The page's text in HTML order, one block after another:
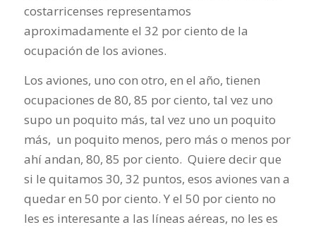
costarricenses representamos
aproximadamente el 32 por ciento de la
ocupación de los aviones.
Los aviones, uno con otro, en el año, tienen
ocupaciones de 80, 85 por ciento, tal vez uno
supo un poquito más, tal vez uno un poquito
más, un poquito menos, pero más o menos por
ahí andan, 80, 85 por ciento. Quiere decir que
si le quitamos 30, 32 puntos, esos aviones van a
quedar en 50 por ciento. Y el 50 por ciento no
les es interesante a las líneas aéreas, no les es